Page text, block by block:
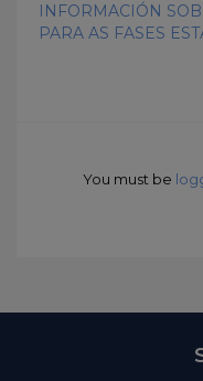
INFORMACIÓN
PARA AS FASES
You must be